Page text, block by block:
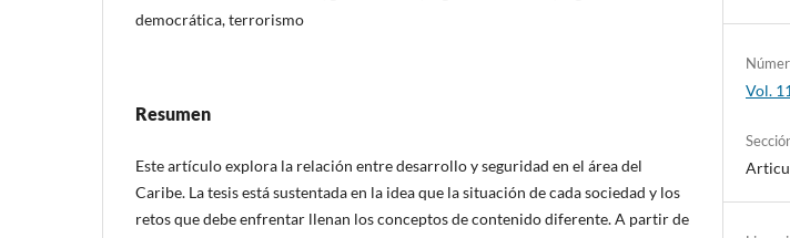
democrática, terrorismo
Resumen
Este artículo explora la relación entre desarrollo y seguridad en el área del
Caribe. La tesis está sustentada en la idea que la situación de cada sociedad y los
retos que debe enfrentar llenan los conceptos de contenido diferente. A partir de
Vol.